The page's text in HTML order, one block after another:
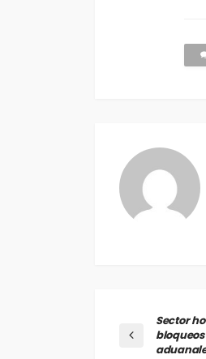
Sector